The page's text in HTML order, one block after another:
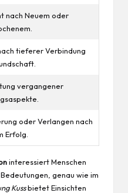
nach Neuem oder
tieferer Verbindung
vergangener
oder Verlangen nach
Erfolg.
interessiert Menschen
genau wie im
Kussbietet Einsichten